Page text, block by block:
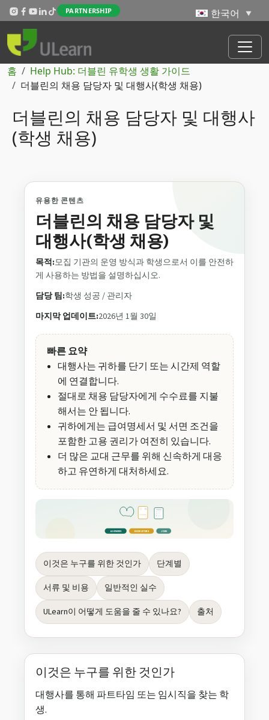
주요 콘텐츠로 건너뛰기
PARTNERSHIP
이동 경로
홈
Help Hub: 더블린 유학생 생활 가이드
더블린의 채용 담당자 및 대행사(학생 채용)
더블린의 채용 담당자 및 대행사
(학생 채용)
유용한 콘텐츠
더블린의 채용 담당자 및
대행사(학생 채용)
목적:모집 기관의 운영 방식과 학생으로서 이를 안전하
게 사용하는 방법을 설명하십시오.
담당 팀:학생 성공 / 관리자
마지막 업데이트:2026년 1월 30일
빠른 요약
대행사는 귀하를 단기 또는 시간제 역할
에 연결합니다.
절대로 채용 담당자에게 수수료를 지불
해서는 안 됩니다.
귀하에게는 급여명세서 및 서면 조건을
포함한 고용 권리가 여전히 있습니다.
더 많은 교대 근무를 위해 신속하게 대응
하고 유연하게 대처하세요.
AGENCIES RECRUITERS JOBS
이것은 누구를 위한 것인가
단계별
서류 및 비용
일반적인 실수
ULearn이 어떻게 도움을 줄 수 있나요?
출처
이것은 누구를 위한 것인가
대행사를 통해 파트타임 또는 임시직을 찾는 학
생.